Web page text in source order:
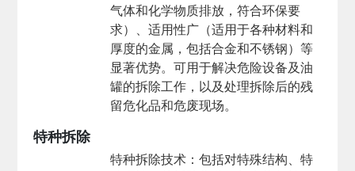
气体和化学物质排放，符合环保要
求）、适用性广（适用于各种材料和
厚度的金属，包括合金和不锈钢）等
显著优势。可用于解决危险设备及油
罐的拆除工作，以及处理拆除后的残
留危化品和危废现场。
特种拆除
特种拆除技术 ：包括对特殊结构、特